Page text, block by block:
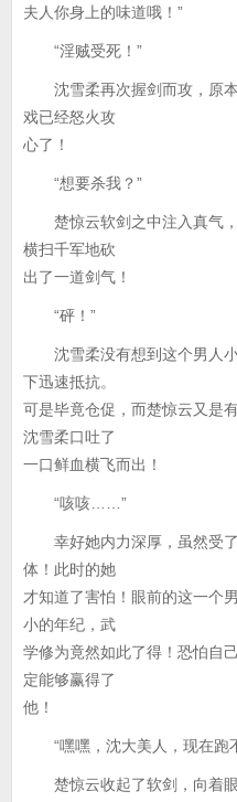
夫人你身上的味道哦！”
“淫贼受死！”
沈雪柔再次握剑而攻，原本
戏已经怒火攻
心了！
“想要杀我？”
楚惊云软剑之中注入真气，
横扫千军地砍
出了一道剑气！
“砰！”
沈雪柔没有想到这个男人小
下迅速抵抗。
可是毕竟仓促，而楚惊云又是
沈雪柔口吐了
一口鲜血横飞而出！
“咳咳……”
幸好她内力深厚，虽然受了
体！此时的她
才知道了害怕！眼前的这一个
小的年纪，武
学修为竟然如此了得！恐怕自
定能够赢得了
他！
“嘿嘿，沈大美人，现在跑
楚惊云收起了软剑，向着眼